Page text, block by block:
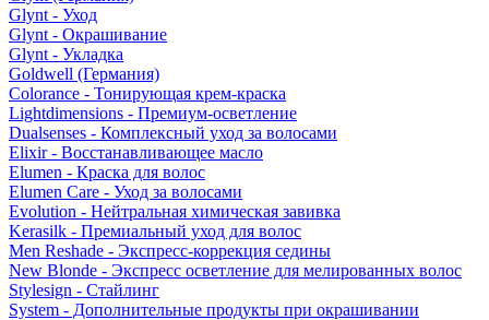
Glynt - Уход
Glynt - Окрашивание
Glynt - Укладка
Goldwell (Германия)
Colorance - Тонирующая крем-краска
Lightdimensions - Премиум-осветление
Dualsenses - Комплексный уход за волосами
Elixir - Восстанавливающее масло
Elumen - Краска для волос
Elumen Care - Уход за волосами
Evolution - Нейтральная химическая завивка
Kerasilk - Премиальный уход для волос
Men Reshade - Экспресс-коррекция седины
New Blonde - Экспресс осветление для мелированных волос
Stylesign - Стайлинг
System - Дополнительные продукты при окрашивании